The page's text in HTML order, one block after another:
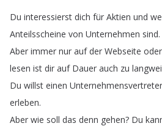
Du interessierst dich für Aktien und
Anteilsscheine von Unternehmen sind.
Aber immer nur auf der Webseite oder
lesen ist dir auf Dauer auch zu
Du willst einen Unternehmensvertreter
erleben.
Aber wie soll das denn gehen? Du